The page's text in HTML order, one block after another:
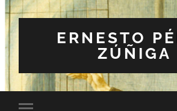
ERNESTO
ZÚÑIGA